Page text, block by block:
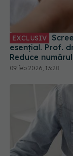
EXCLUSIV
esențial. Prof.
Reduce
cardiace
09 feb 2026, 13:20